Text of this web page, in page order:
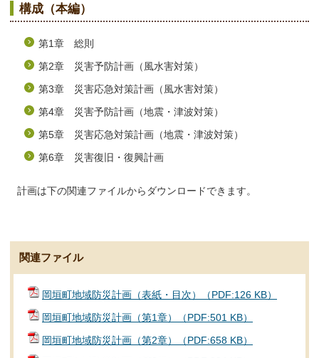
構成（本編）
第1章 総則
第2章 災害予防計画（風水害対策）
第3章 災害応急対策計画（風水害対策）
第4章 災害予防計画（地震・津波対策）
第5章 災害応急対策計画（地震・津波対策）
第6章 災害復旧・復興計画
計画は下の関連ファイルからダウンロードできます。
関連ファイル
岡垣町地域防災計画（表紙・目次）（PDF:126 KB）
岡垣町地域防災計画（第1章）（PDF:501 KB）
岡垣町地域防災計画（第2章）（PDF:658 KB）